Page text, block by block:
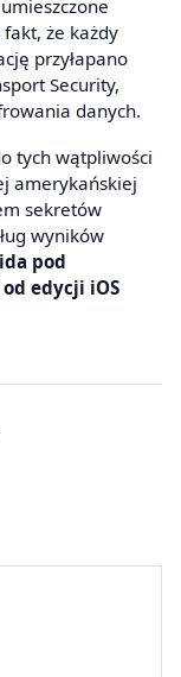
że każdy
przyłapano
Security,
danych.
tych wątpliwości
amerykańskiej
sekretów
wyników
pod
edycji iOS